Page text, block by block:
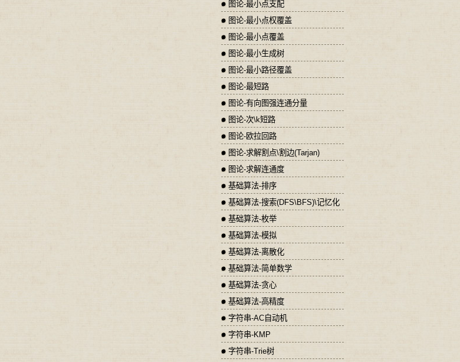
图论-最小点支配
图论-最小点权覆盖
图论-最小点覆盖
图论-最小生成树
图论-最小路径覆盖
图论-最短路
图论-有向图强连通分量
图论-次\k短路
图论-欧拉回路
图论-求解割点\割边(Tarjan)
图论-求解连通度
基础算法-排序
基础算法-搜索(DFS\BFS)\记忆化
基础算法-枚举
基础算法-模拟
基础算法-离散化
基础算法-简单数学
基础算法-贪心
基础算法-高精度
字符串-AC自动机
字符串-KMP
字符串-Trie树